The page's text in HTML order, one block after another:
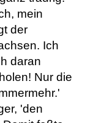
mein
der
Ich
daran
Nur die
'den